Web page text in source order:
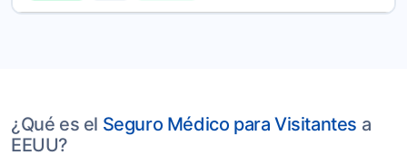
¿Qué es el Seguro Médico para Visitantes a
EEUU?